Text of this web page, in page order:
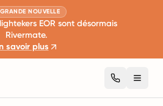
GRANDE NOUVELLE
EOR sont désormais
Rivermate.
savoir plus